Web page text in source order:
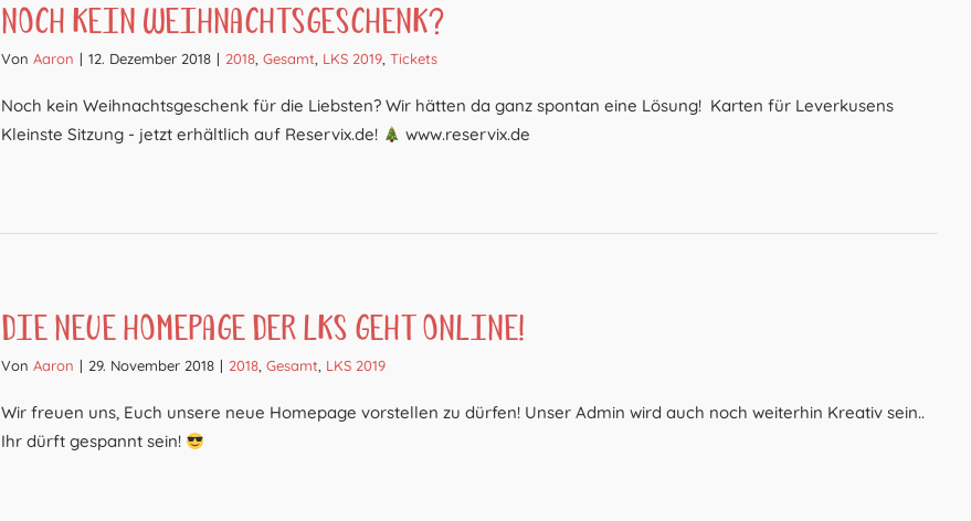
Noch kein Weihnachtsgeschenk?
Von Aaron | 12. Dezember 2018 | 2018 Gesamt LKS 2019 Tickets
Noch kein Weihnachtsgeschenk für die Liebsten? Wir hätten da ganz spontan eine Lösung! Karten für Leverkusens
Kleinste Sitzung - jetzt erhältlich auf Reservix.de!
www.reservix.de
Die neue Homepage der LKS geht online!
Von Aaron | 29. November 2018 | 2018 Gesamt LKS 2019
Wir freuen uns, Euch unsere neue Homepage vorstellen zu dürfen! Unser Admin wird auch noch weiterhin Kreativ sein..
Ihr dürft gespannt sein!